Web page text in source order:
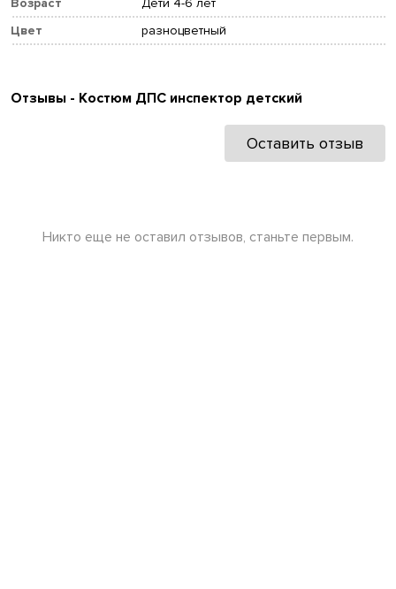
Возраст
Дети 4-6 лет
Цвет
разноцветный
Отзывы - Костюм ДПС инспектор детский
Оставить отзыв
Никто еще не оставил отзывов, станьте первым.